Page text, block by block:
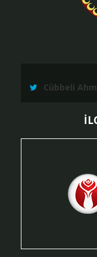
Cübbeli